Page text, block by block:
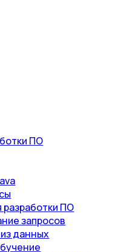
ПО
ПО
запросов
данных